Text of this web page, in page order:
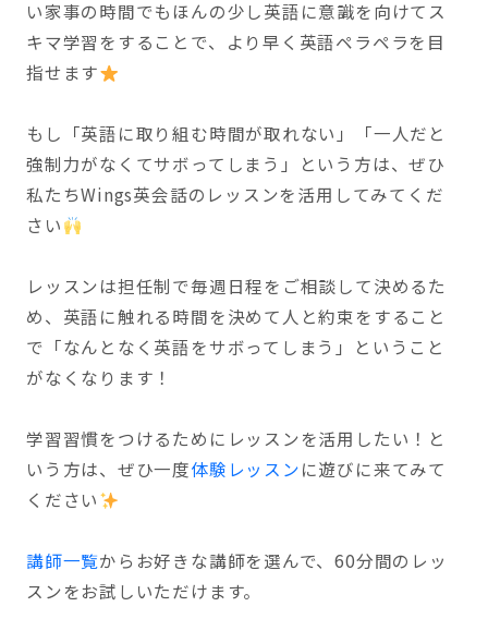
い家事の時間でもほんの少し英語に意識を向けてス
キマ学習をすることで、より早く英語ペラペラを目
指せます
もし「英語に取り組む時間が取れない」「一人だと
強制力がなくてサボってしまう」という方は、ぜひ
私たちWings英会話のレッスンを活用してみてくだ
さい
レッスンは担任制で毎週日程をご相談して決めるた
め、英語に触れる時間を決めて人と約束をすること
で「なんとなく英語をサボってしまう」ということ
がなくなります！
学習習慣をつけるためにレッスンを活用したい！と
いう方は、ぜひ一度体験レッスンに遊びに来てみて
ください
講師一覧からお好きな講師を選んで、60分間のレッ
スンをお試しいただけます。